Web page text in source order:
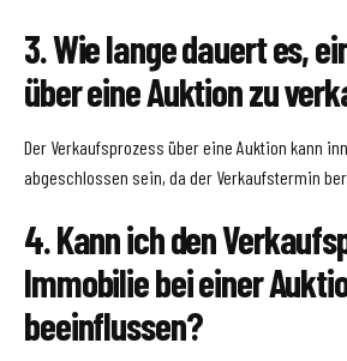
3. Wie lange dauert es,
über eine Auktion zu
Der Verkaufsprozess über eine Auktion kann
abgeschlossen sein, da der Verkaufstermin
4. Kann ich den
Immobilie bei einer
beeinflussen?